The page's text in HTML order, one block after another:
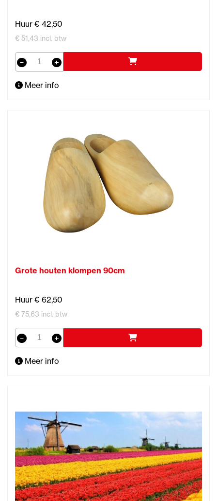
Huur € 42,50
€ 51,43 incl. btw
Meer info
Grote houten klompen 90cm
Huur € 62,50
€ 75,63 incl. btw
Meer info